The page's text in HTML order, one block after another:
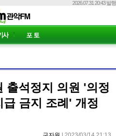
2026.07.31 20:43 발행
출석정지 의원 '의정
급 금지 조례' 개정